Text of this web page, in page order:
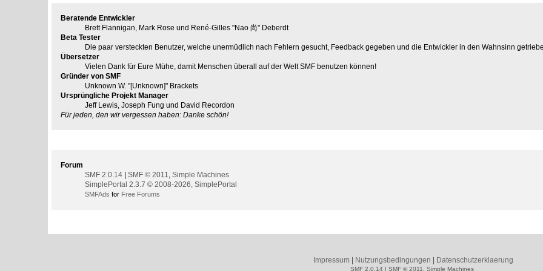
Beratende Entwickler
Brett Flannigan, Mark Rose und René-Gilles "Nao 尚" Deberdt
Beta Tester
Die paar versteckten Benutzer, welche unermüdlich nach Fehlern gesucht, Feedback gegeben und die Entwickler in den Wahnsinn
Übersetzer
Vielen Dank für Eure Mühe, damit Menschen überall auf der Welt SMF benutzen können!
Gründer von SMF
Unknown W. "[Unknown]" Brackets
Ursprüngliche Projekt Manager
Jeff Lewis, Joseph Fung und David Recordon
Für jeden, den wir vergessen haben: Danke schön!
Forum
SMF 2.0.14 |SMF © 2011,Simple Machines
SimplePortal 2.3.7 © 2008-2026, SimplePortal
SMFAds for Free Forums
Impressum Nutzungsbedingungen Datenschutzerklaerung
SMF 2.0.14| SMF © 2011, Simple Machines